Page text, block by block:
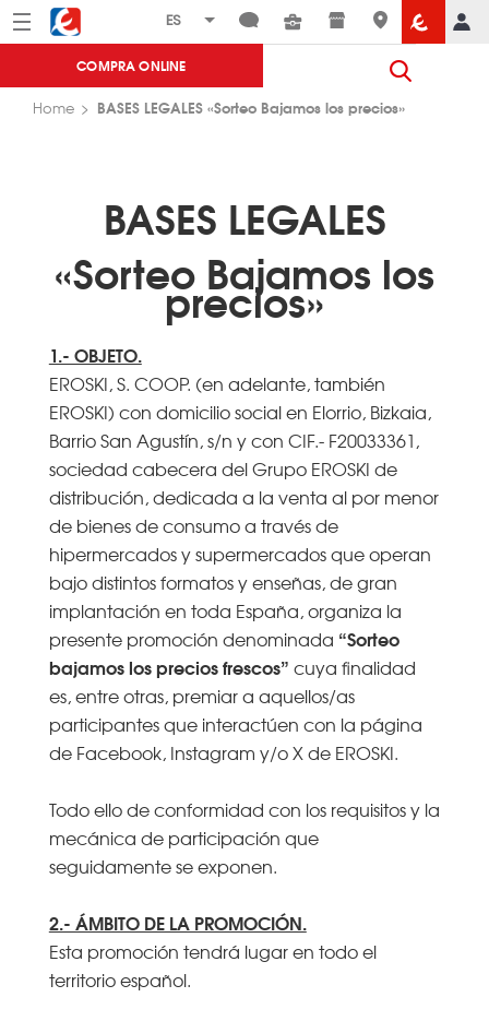
Menú Eroski
COMPRA ONLINE
Home BASES LEGALES «Sorteo Bajamos los precios»
BASES LEGALES
«Sorteo Bajamos los
precios»
1.- OBJETO.
EROSKI, S. COOP. (en adelante, también
EROSKI) con domicilio social en Elorrio, Bizkaia,
Barrio San Agustín, s/n y con CIF.- F20033361,
sociedad cabecera del Grupo EROSKI de
distribución, dedicada a la venta al por menor
de bienes de consumo a través de
hipermercados y supermercados que operan
bajo distintos formatos y enseñas, de gran
implantación en toda España, organiza la
presente promoción denominada “Sorteo
bajamos los precios frescos” cuya finalidad
es, entre otras, premiar a aquellos/as
participantes que interactúen con la página
de Facebook, Instagram y/o X de EROSKI.
Todo ello de conformidad con los requisitos y la
mecánica de participación que
seguidamente se exponen.
2.- ÁMBITO DE LA PROMOCIÓN.
Esta promoción tendrá lugar en todo el
territorio español.